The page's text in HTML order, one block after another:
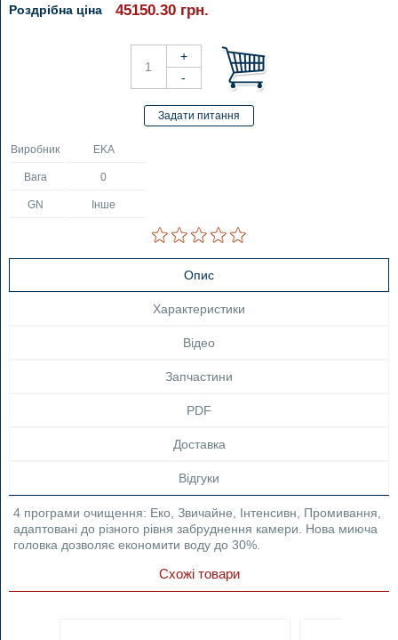
Роздрібна ціна 45150.30 грн.
Виробник EKA
Вага 0
GN Інше
Опис
Характеристики
Відео
Запчастини
PDF
Доставка
Відгуки
4 програми очищення: Еко, Звичайне, Інтенсивн, Промивання,
адаптовані до різного рівня забруднення камери. Нова миюча
головка дозволяє економити воду до 30%.
Схожі товари